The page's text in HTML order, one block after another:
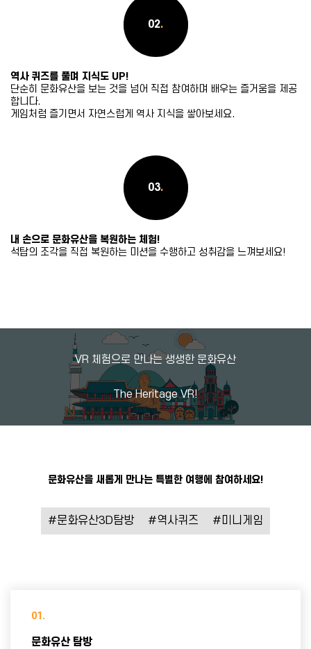
02.
역사 퀴즈를 풀며 지식도 UP!
단순히 문화유산을 보는 것을 넘어 직접 참여하며 배우는 즐거움을 제공
합니다.
게임처럼 즐기면서 자연스럽게 역사 지식을 쌓아보세요.
03.
내 손으로 문화유산을 복원하는 체험!
석탑의 조각을 직접 복원하는 미션을 수행하고 성취감을 느껴보세요!
VR 체험으로 만나는 생생한 문화유산
The Heritage VR!
문화유산을 새롭게 만나는 특별한 여행에 참여하세요!
#문화유산3D탐방 #역사퀴즈 #미니게임
01.
문화유산 탐방